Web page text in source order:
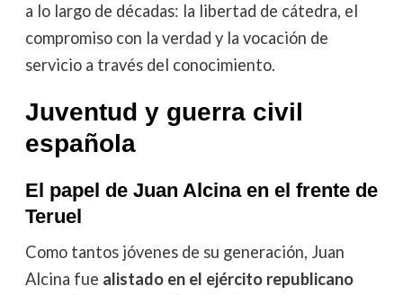
a lo largo de décadas: la libertad de cátedra, el
compromiso con la verdad y la vocación de
servicio a través del conocimiento.
Juventud y guerra civil
española
El papel de Juan Alcina en el frente de
Teruel
Como tantos jóvenes de su generación, Juan
Alcina fue alistado en el ejército republicano